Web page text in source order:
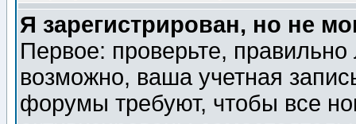
Я зарегистрирован, но не
Первое: проверьте,
возможно, ваша учетная
форумы требуют, чтобы все